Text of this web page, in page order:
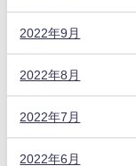
2022年9月
2022年8月
2022年7月
2022年6月